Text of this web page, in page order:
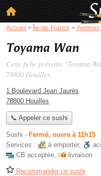
Accueil > Île-de-France > Yvelines
Toyama Wan
Cette fiche présente "Toyama
78800 Houilles.
1 Boulevard Jean Jaurès
78800 Houilles
📞 Appeler ce sushi
Sushi - Fermé, ouvre à 11h15
Services :
à emporter,
CB acceptée, livraison
Recommander ce sushi